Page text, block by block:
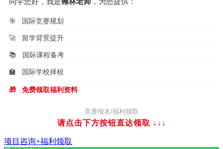
🎯 国际竞赛规划
🚀 留学背景提升
📚 国际课程备考
🏫 国际学校择校
🎁 免费领取福利资料
竞赛报名/福利领取
请点击下方按钮直达领取 ↓↓↓
项目咨询+福利领取